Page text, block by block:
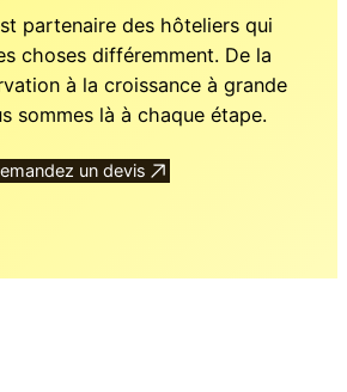
partenaire des hôteliers qui
choses différemment. De la
à la croissance à grande
sommes là à chaque étape.
un devis